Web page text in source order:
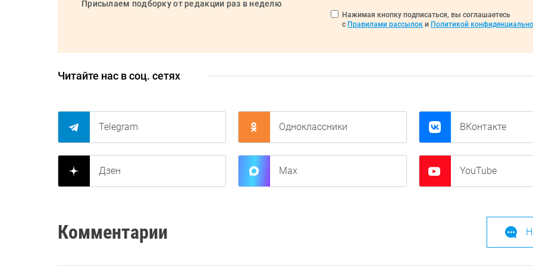
Присылаем подборку от редакции раз в неделю
Нажимая кнопку подписаться, вы соглашаетесь
с Правилами рассылок и Политикой
Читайте нас в соц. сетях
Telegram Одноклассники ВКонтакте
Дзен Max YouTube
Комментарии